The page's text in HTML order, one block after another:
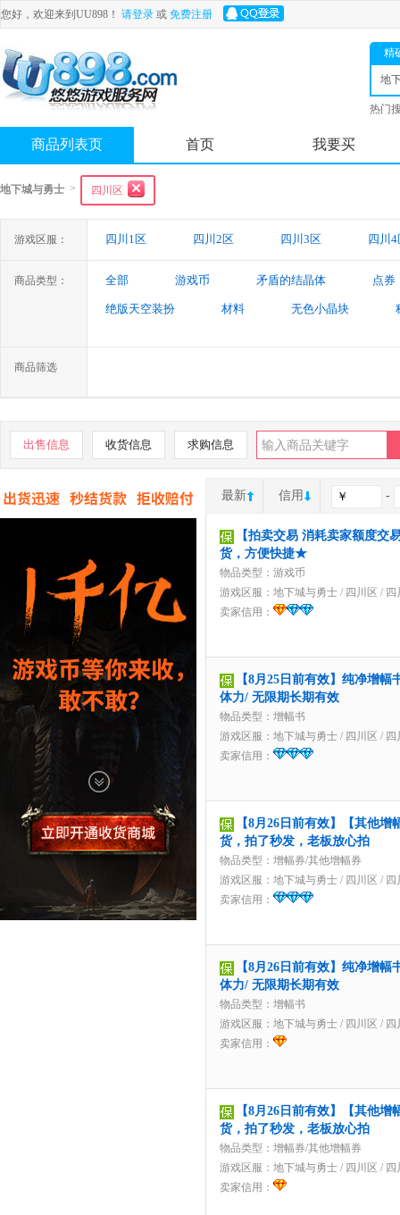
您好，欢迎来到UU898！ 请登录 或 免费注册
精
地
士
热门
商品列表页 首页 我要买
地下城与勇士 > 四川区
游戏区服： 四川1区 四川2区 四川3区 四川4
商品类型： 全部 游戏币 矛盾的结晶体 点券
绝版天空装扮 材料 无色小晶块
商品筛选
出售信息 收货信息 求购信息
最新 信用 -
【拍卖交易 消耗卖家额度交
货，方便快捷★
物品类型：游戏币
游戏区服： 地下城与勇士 / 四川区 / 四
卖家信用：
【8月25日前有效】纯净增
体力/ 无限期长期有效
物品类型：增幅书
游戏区服： 地下城与勇士 / 四川区 / 四
卖家信用：
【8月26日前有效】【其他
货，拍了秒发，老板放心拍
物品类型：增幅券/其他增幅券
游戏区服： 地下城与勇士 / 四川区 / 四
卖家信用：
【8月26日前有效】纯净增
体力/ 无限期长期有效
物品类型：增幅书
游戏区服： 地下城与勇士 / 四川区 / 四
卖家信用：
【8月26日前有效】【其他
货，拍了秒发，老板放心拍
物品类型：增幅券/其他增幅券
游戏区服： 地下城与勇士 / 四川区 / 四
卖家信用：